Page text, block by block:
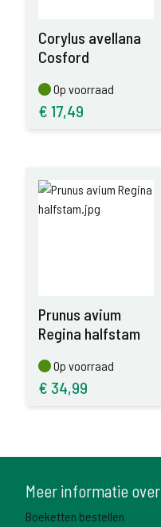
Corylus avellana
Cosford
Op voorraad
Op voorraad
€ 17,49
Prunus avium
Regina halfstam
Op voorraad
Op voorraad
€ 34,99
Meer informatie over
Boeketten bestellen